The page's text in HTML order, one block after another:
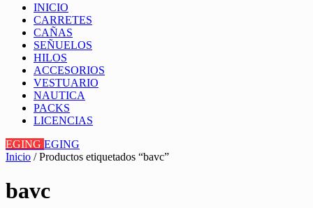
INICIO
CARRETES
CAÑAS
SEÑUELOS
HILOS
ACCESORIOS
VESTUARIO
NAUTICA
PACKS
LICENCIAS
EGING EGING
Inicio / Productos etiquetados “bavc”
bavc